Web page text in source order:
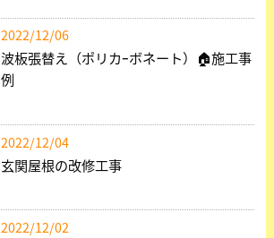
2022/12/06
波板張替え（ポリカｰボネート）🏠施工事
例
2022/12/04
玄関屋根の改修工事
2022/12/02